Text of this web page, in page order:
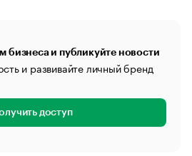
бизнеса и публикуйте новости
и развивайте личный бренд
доступ